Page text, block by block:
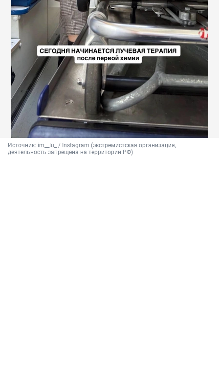
Источник: im__lu_ / Instagram (экстремистская организация,
деятельность запрещена на территории РФ)